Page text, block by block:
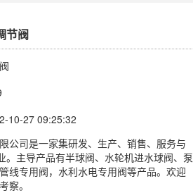
节阀
10-27 09:25:32
公司是一家集研发、生产、销售、服务与
。主导产品有半球阀、水轮机进水球阀、泵
线专用阀，水利水电专用阀等产品。欢迎
察。